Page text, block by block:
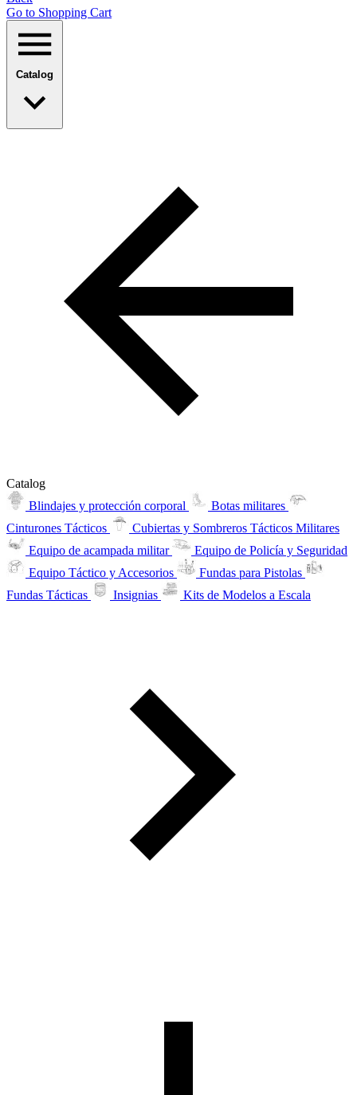
Go to Shopping Сart
Catalog
Catalog
Blindajes y protección corporal
Botas militares
Cinturones Tácticos
Cubiertas y Sombreros Tácticos Militares
Equipo de acampada militar
Equipo de Policía y Seguridad
Equipo Táctico y Accesorios
Fundas para Pistolas
Fundas Tácticas
Insignias Kits de Modelos a Escala